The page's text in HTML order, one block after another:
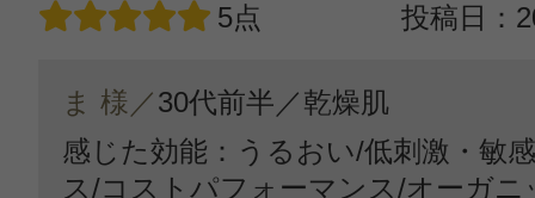
5点 投稿日：
ま 様／30代前半／乾燥肌
感じた効能：うるおい/低刺激・敏
ス/コストパフォーマンス/オーガ